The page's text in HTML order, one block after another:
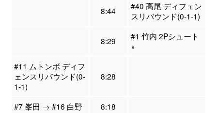
8:44
#40 高尾 ディフェン
スリバウンド(0-1-1)
8:29
#1 竹内 2Pシュート
×
#11 ムトンボ ディフ
ェンスリバウンド(0-
1-1)
8:28
#7 峯田 → #16 白野 8:18